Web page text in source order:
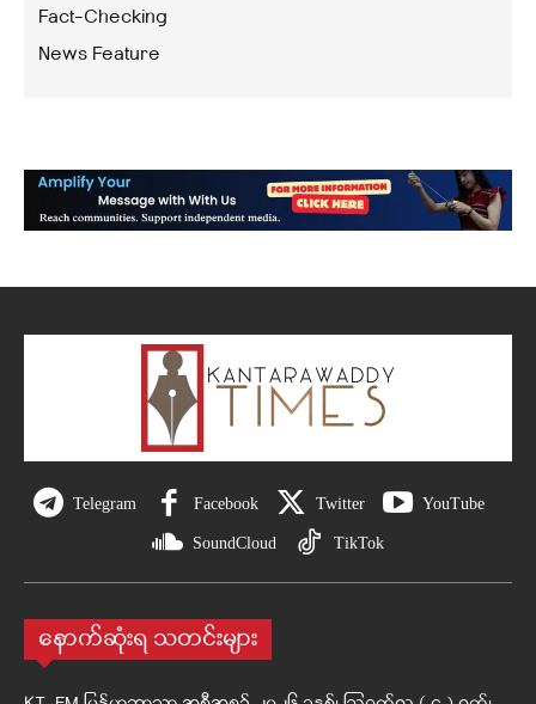
Fact-Checking
News Feature
Telegram Facebook Twitter YouTube
SoundCloud TikTok
နောက်ဆုံးရ သတင်းများ